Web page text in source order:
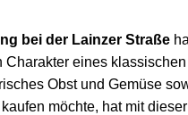
bei der Lainzer Straße
Charakter eines klassischen
Obst und Gemüse
möchte, hat mit dieser